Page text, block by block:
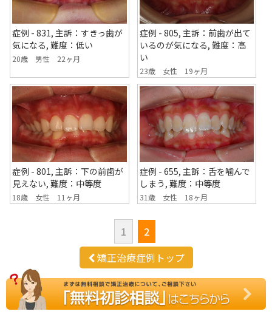
症例 - 831, 主訴：すきっ歯が
気になる, 難度：低い
20歳 男性 22ヶ月
症例 - 805, 主訴：前歯が出て
いるのが気になる, 難度：高
い
23歳 女性 19ヶ月
症例 - 801, 主訴：下の前歯が
見えない, 難度：中等度
18歳 女性 11ヶ月
症例 - 655, 主訴：舌を噛んで
しまう, 難度：中等度
31歳 女性 18ヶ月
1
2
矯正治療症例トップ